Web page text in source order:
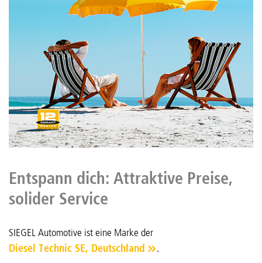
Entspann dich: Attraktive Preise,
solider Service
SIEGEL Automotive ist eine Marke der
Diesel Technic SE, Deutschland
.